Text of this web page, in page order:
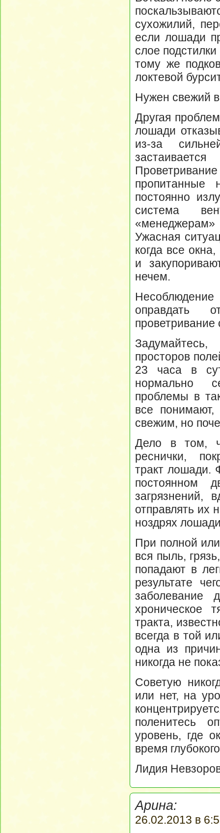
сухожилий,
если лошади
слое
тому же
локтевой
Нужен свежий
Другая
лошади
из-за
пропитанные
постоянно
система
Ужасная
когда все
и
нечем.
оправдать
проветривание
просторов
23 часа в
нормально
проблемы в
все
свежим, но
Дело в том,
реснички,
тракт лошади.
постоянном
загрязнений,
отправлять их
ноздрях
При полной
вся пыль,
попадают в
результате
заболевание
хроническое
тракта,
всегда в той
одна из
никогда не
Советую
или нет, на
поленитесь
уровень, где
время
Лидия
Арина:
26.02.2013 в